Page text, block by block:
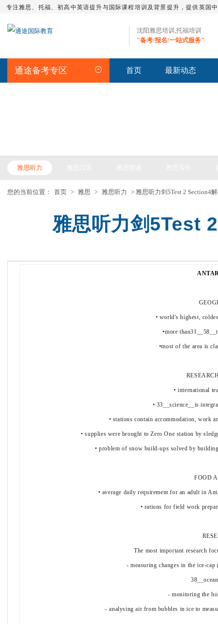
专注雅思、托福、初高中英语提升与国际课程培训及背景提升，提供英国
沈阳雅思培训,托福培训
"备考/报名/一站式服务"
通途备考专区 首页 最新动态
雅思听力
您的当前位置： 首页 > 雅思 > 雅思听力 > 雅思听力剑5Test 2 Section4
雅思听力剑5Test
• world's highest,
•more
•most of the area is
• international
• 33__science__is
• stations contain accommodation, work
• supplies were brought to Zero One station by
• problem of snow build-ups solved by
FOOD
• average daily requirement for an adult in
• rations for field work
The most important research
- measuring changes in the ice-
- monitoring the
- analysing air from bubbles in ice to
托福火箭班 托福全程班